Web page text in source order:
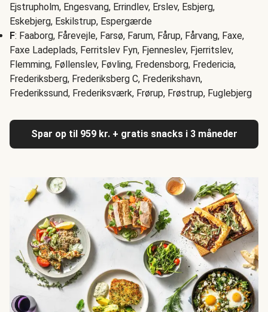
Ejstrupholm, Engesvang, Errindlev, Erslev, Esbjerg,
Eskebjerg, Eskilstrup, Espergærde
F: Faaborg, Fårevejle, Farsø, Farum, Fårup, Fårvang, Faxe,
Faxe Ladeplads, Ferritslev Fyn, Fjenneslev, Fjerritslev,
Flemming, Føllenslev, Føvling, Fredensborg, Fredericia,
Frederiksberg, Frederiksberg C, Frederikshavn,
Frederikssund, Frederiksværk, Frørup, Frøstrup, Fuglebjerg
Spar op til 959 kr. + gratis snacks i 3 måneder